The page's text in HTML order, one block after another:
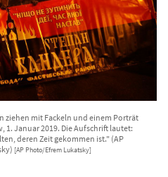
ziehen mit Fackeln und einem Porträt
1. Januar 2019. Die Aufschrift lautet:
deren Zeit gekommen ist." (AP
[AP Photo/Efrem Lukatsky]